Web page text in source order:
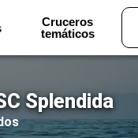
Cruceros
temáticos
Splendida